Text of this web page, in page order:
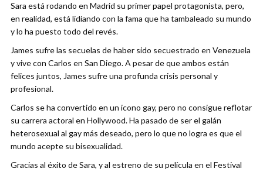
Sara está rodando en Madrid su primer papel protagonista, pero,
en realidad, está lidiando con la fama que ha tambaleado su mundo
y lo ha puesto todo del revés.
James sufre las secuelas de haber sido secuestrado en Venezuela
y vive con Carlos en San Diego. A pesar de que ambos están
felices juntos, James sufre una profunda crisis personal y
profesional.
Carlos se ha convertido en un icono gay, pero no consigue reflotar
su carrera actoral en Hollywood. Ha pasado de ser el galán
heterosexual al gay más deseado, pero lo que no logra es que el
mundo acepte su bisexualidad.
Gracias al éxito de Sara, y al estreno de su película en el Festival